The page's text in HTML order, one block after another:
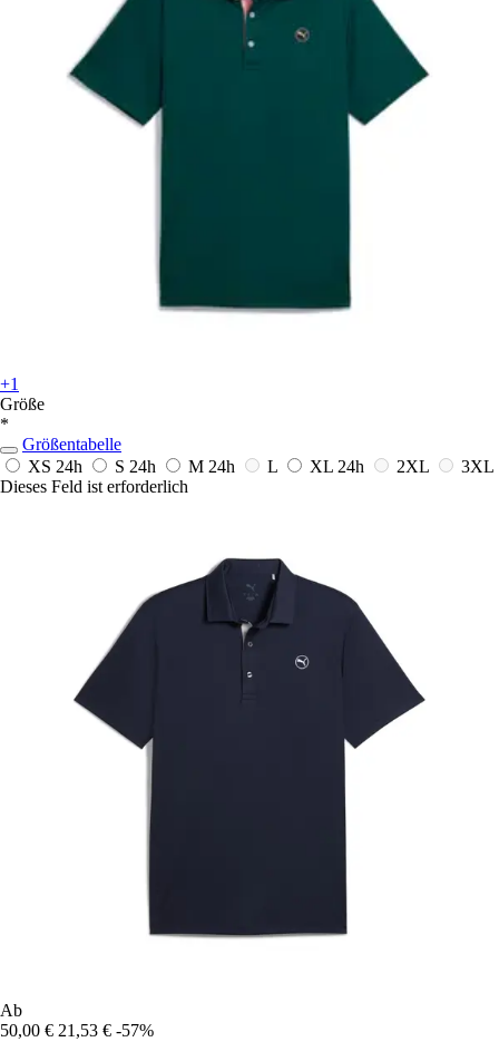
+1
Größe
*
Größentabelle
XS 24h S 24h M 24h L XL 24h 2XL
3XL
Dieses Feld ist erforderlich
Ab
50,00 € 21,53 € -57%